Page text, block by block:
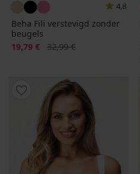
4,8
Beha Fili verstevigd zonder
beugels
Korting
19,79 € Oorspronkelijke prijs
32,99 €